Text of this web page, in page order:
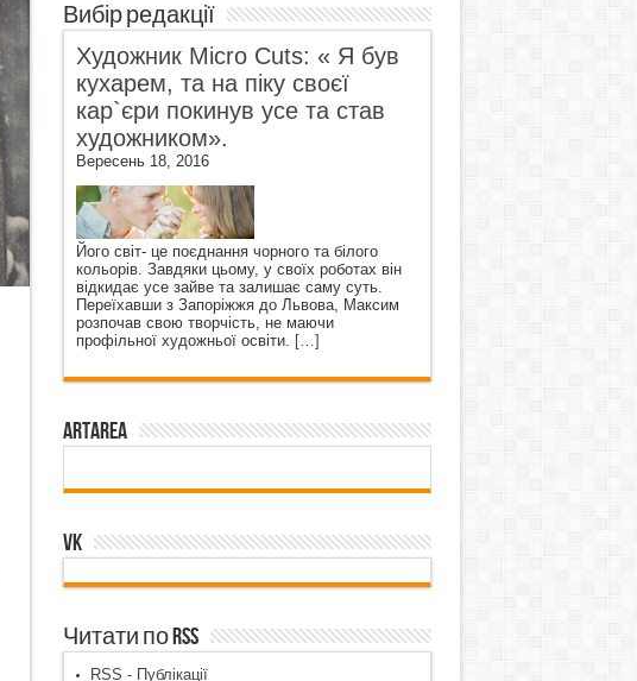
Вибір редакції
Художник Micro Cuts: « Я був
кухарем, та на піку своєї
кар`єри покинув усе та став
художником».
Вересень 18, 2016
Його світ- це поєднання чорного та білого
кольорів. Завдяки цьому, у своїх роботах він
відкидає усе зайве та залишає саму суть.
Переїхавши з Запоріжжя до Львова, Максим
розпочав свою творчість, не маючи
профільної художньої освіти. […]
ArtArea
VK
Читати по RSS
RSS - Публікації